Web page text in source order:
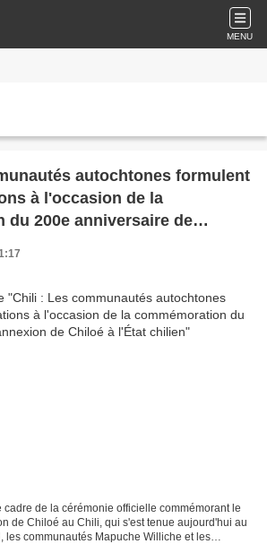
MENU
autochtones formulent
à l'occasion de la
du 200e anniversaire de
à l'État chilien
de la cérémonie officielle commémorant le
de Chiloé au Chili, qui s'est tenue aujourd'hui au
les communautés Mapuche Williche et les